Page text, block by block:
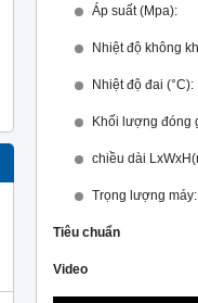
Áp
Nhiệt độ
Nhiệt độ
Khối lượng
chiều dài
Trọng
Tiêu chuẩn
Video